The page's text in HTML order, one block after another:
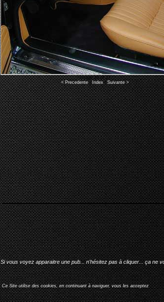
Image 16 of 27
< Precedente|Index| Suivante >
Si vous voyez apparaitre une pub... n'hésitez pas à cliquer... ça ne
Ce Site utilise des cookies, en continuant à naviguer, vous les acceptez